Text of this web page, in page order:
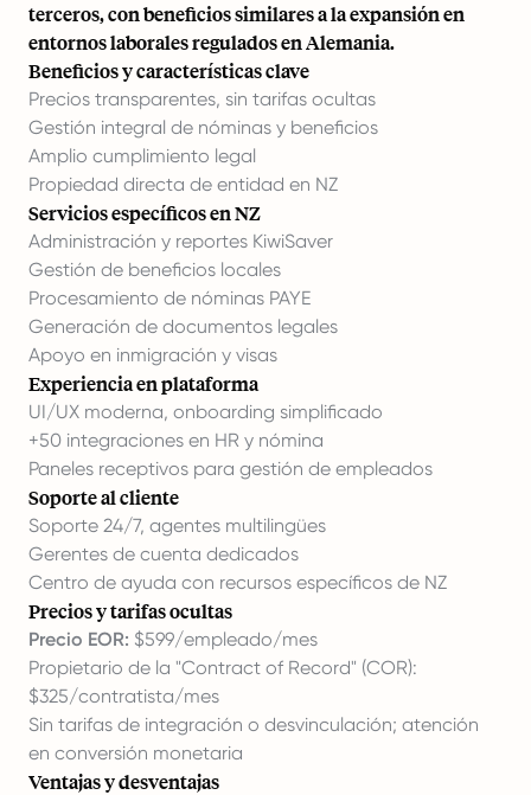
terceros, con beneficios similares a la expansión en
entornos laborales regulados en Alemania.
Beneficios y características clave
Precios transparentes, sin tarifas ocultas
Gestión integral de nóminas y beneficios
Amplio cumplimiento legal
Propiedad directa de entidad en NZ
Servicios específicos en NZ
Administración y reportes KiwiSaver
Gestión de beneficios locales
Procesamiento de nóminas PAYE
Generación de documentos legales
Apoyo en inmigración y visas
Experiencia en plataforma
UI/UX moderna, onboarding simplificado
+50 integraciones en HR y nómina
Paneles receptivos para gestión de empleados
Soporte al cliente
Soporte 24/7, agentes multilingües
Gerentes de cuenta dedicados
Centro de ayuda con recursos específicos de NZ
Precios y tarifas ocultas
Precio EOR: $599/empleado/mes
Propietario de la "Contract of Record" (COR):
$325/contratista/mes
Sin tarifas de integración o desvinculación; atención
en conversión monetaria
Ventajas y desventajas